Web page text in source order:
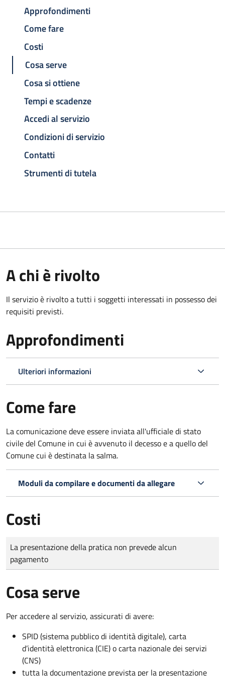
Approfondimenti
Come fare
Costi
Cosa serve
Cosa si ottiene
Tempi e scadenze
Accedi al servizio
Condizioni di servizio
Contatti
Strumenti di tutela
A chi è rivolto
Il servizio è rivolto a tutti i soggetti interessati in possesso dei
requisiti previsti.
Approfondimenti
Ulteriori informazioni
Come fare
La comunicazione deve essere inviata all'ufficiale di stato
civile del Comune in cui è avvenuto il decesso e a quello del
Comune cui è destinata la salma.
Moduli da compilare e documenti da allegare
Costi
Tipo di pagamento
Importo
La presentazione della pratica non prevede alcun
pagamento
Cosa serve
Per accedere al servizio, assicurati di avere:
SPID (sistema pubblico di identità digitale), carta
d’identità elettronica (CIE) o carta nazionale dei servizi
(CNS)
tutta la documentazione prevista per la presentazione